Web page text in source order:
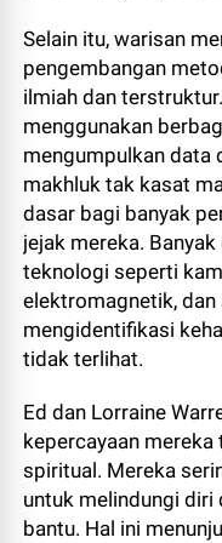
Selain itu, warisan
pengembangan
ilmiah dan
menggunakan
mengumpulkan data
makhluk tak kasat
dasar bagi banyak
jejak mereka.
teknologi seperti
elektromagnetik,
mengidentifikasi
tidak terlihat.
Ed dan Lorraine
kepercayaan mereka
spiritual. Mereka
untuk melindungi diri
bantu. Hal ini